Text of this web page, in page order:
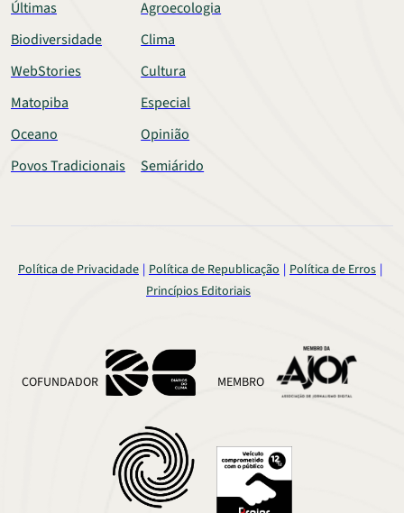
Últimas
Agroecologia
Biodiversidade
Clima
WebStories
Cultura
Matopiba
Especial
Oceano
Opinião
Povos Tradicionais
Semiárido
Política de Privacidade Política de Republicação Política de Erros
Princípios Editoriais
COFUNDADOR MEMBRO